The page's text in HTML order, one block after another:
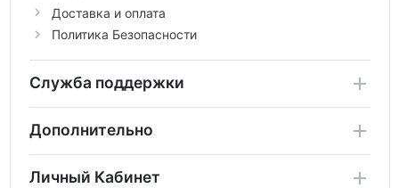
Доставка и оплата
Политика Безопасности
Служба поддержки
Дополнительно
Личный Кабинет